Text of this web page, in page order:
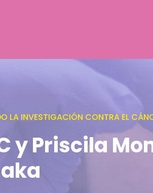
LA INVESTIGACIÓN CONTRA EL
y Priscila